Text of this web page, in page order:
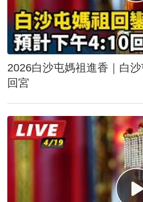
2026白沙屯媽祖進香｜白沙屯媽祖回
回宮